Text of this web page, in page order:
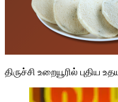
திருச்சி உறையூரில் புதிய